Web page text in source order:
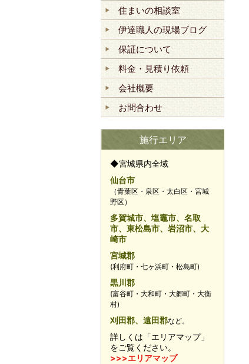
住まいの相談室
伊達職人の現場ブログ
保証について
料金・見積り依頼
会社概要
お問合わせ
施行エリア
◆宮城県内全域
仙台市
（青葉区・泉区・太白区・宮城
野区）
多賀城市、塩竈市、名取
市、東松島市、岩沼市、大
崎市
宮城郡
(利府町・七ヶ浜町・松島町)
黒川郡
(富谷町・大和町・大郷町・大衡
村)
刈田郡、遠田郡など。
詳しくは「エリアマップ」
をご覧ください。
>>>エリアマップ